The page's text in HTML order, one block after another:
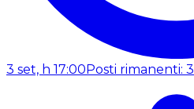
3 set, h 17:00Posti rimanenti: 3